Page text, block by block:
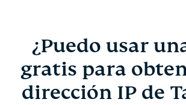
¿Puedo usar
gratis para
dirección IP de